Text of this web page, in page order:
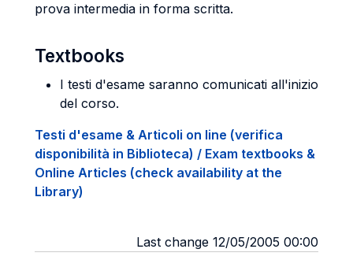
prova intermedia in forma scritta.
Textbooks
I testi d'esame saranno comunicati all'inizio
del corso.
Testi d'esame & Articoli on line (verifica
disponibilità in Biblioteca) / Exam textbooks &
Online Articles (check availability at the
Library)
Last change 12/05/2005 00:00